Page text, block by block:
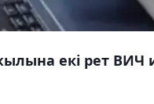
екі рет ВИЧ